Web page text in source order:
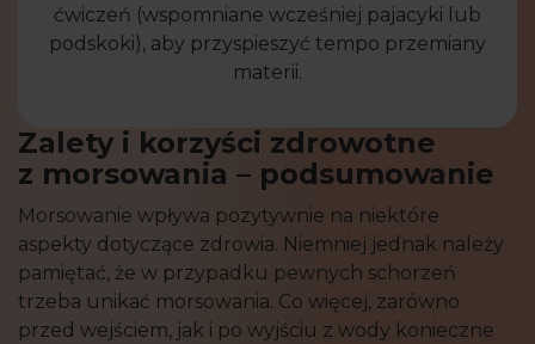
ćwiczeń (wspomniane wcześniej pajacyki lub
podskoki), aby przyspieszyć tempo przemiany
materii.
Zalety i korzyści zdrowotne
z morsowania – podsumowanie
Morsowanie wpływa pozytywnie na niektóre
aspekty dotyczące zdrowia. Niemniej jednak należy
pamiętać, że w przypadku pewnych schorzeń
trzeba unikać morsowania. Co więcej, zarówno
przed wejściem, jak i po wyjściu z wody konieczne